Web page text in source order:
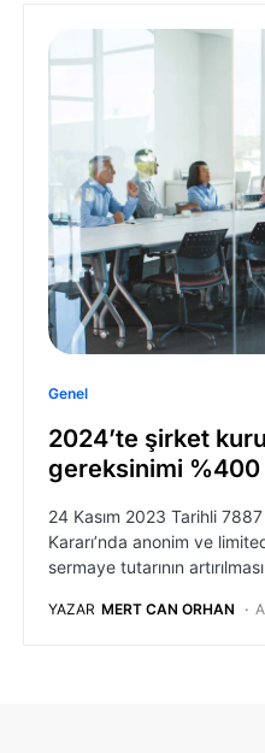
Genel
2024’te şirket
gereksinimi %400
24 Kasım 2023 Tarihli 7887
Kararı’nda anonim ve
sermaye tutarının
YAZAR MERT CAN ORHAN